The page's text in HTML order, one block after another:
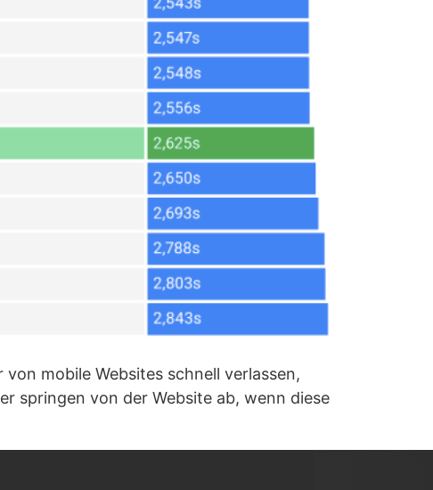
mobile Websites schnell verlassen,
springen von der Website ab, wenn diese